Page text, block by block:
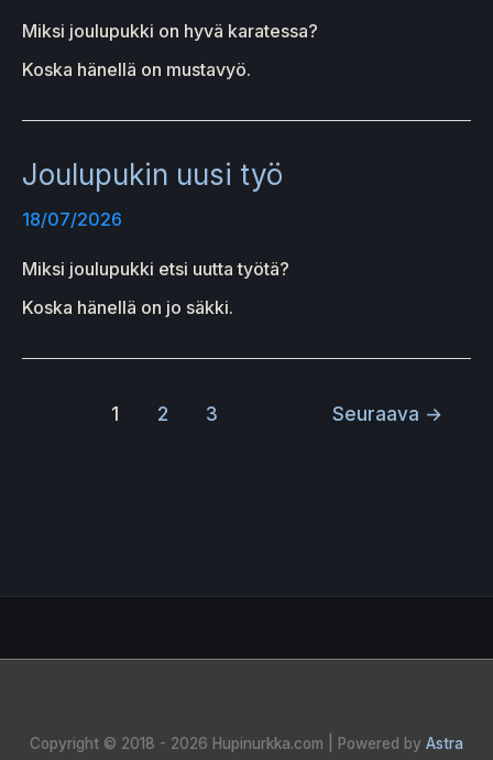
Miksi joulupukki on hyvä karatessa?
Koska hänellä on mustavyö.
Joulupukin uusi työ
18/07/2026
Miksi joulupukki etsi uutta työtä?
Koska hänellä on jo säkki.
1 2 3 Seuraava →
Copyright © 2018 - 2026 Hupinurkka.com | Powered by Astra